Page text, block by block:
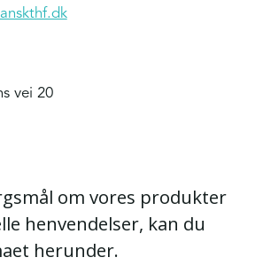
vei 20
om vores produkter
henvendelser, kan du
herunder.